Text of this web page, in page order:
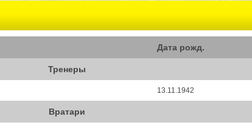
Дата рожд.
Тренеры
13.11.1942
Вратари